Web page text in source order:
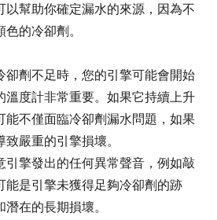
以幫助你確定漏水的來源，因為不
的冷卻劑。
卻劑不足時，您的引擎可能會開始
溫度計非常重要。如果它持續上升
能不僅面臨冷卻劑漏水問題，如果
嚴重的引擎損壞。
引擎發出的任何異常聲音，例如敲
能是引擎未獲得足夠冷卻劑的跡
在的長期損壞。